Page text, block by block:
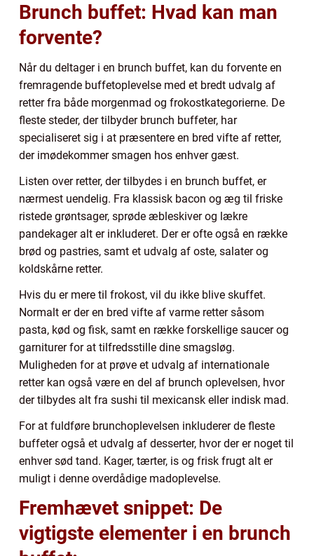
Brunch buffet: Hvad kan man
forvente?
Når du deltager i en brunch buffet, kan du forvente en
fremragende buffetoplevelse med et bredt udvalg af
retter fra både morgenmad og frokostkategorierne. De
fleste steder, der tilbyder brunch buffeter, har
specialiseret sig i at præsentere en bred vifte af retter,
der imødekommer smagen hos enhver gæst.
Listen over retter, der tilbydes i en brunch buffet, er
nærmest uendelig. Fra klassisk bacon og æg til friske
ristede grøntsager, sprøde æbleskiver og lækre
pandekager alt er inkluderet. Der er ofte også en række
brød og pastries, samt et udvalg af oste, salater og
koldskårne retter.
Hvis du er mere til frokost, vil du ikke blive skuffet.
Normalt er der en bred vifte af varme retter såsom
pasta, kød og fisk, samt en række forskellige saucer og
garniturer for at tilfredsstille dine smagsløg.
Muligheden for at prøve et udvalg af internationale
retter kan også være en del af brunch oplevelsen, hvor
der tilbydes alt fra sushi til mexicansk eller indisk mad.
For at fuldføre brunchoplevelsen inkluderer de fleste
buffeter også et udvalg af desserter, hvor der er noget til
enhver sød tand. Kager, tærter, is og frisk frugt alt er
muligt i denne overdådige madoplevelse.
Fremhævet snippet: De
vigtigste elementer i en brunch